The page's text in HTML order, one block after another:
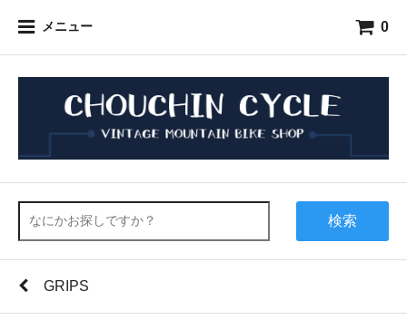
メニュー 0
検索
GRIPS